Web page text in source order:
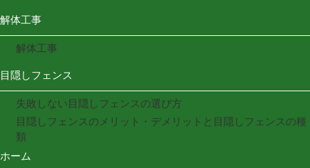
解体工事
解体工事
目隠しフェンス
失敗しない目隠しフェンスの選び方
目隠しフェンスのメリット・デメリットと目隠しフェンスの種
類
ホーム